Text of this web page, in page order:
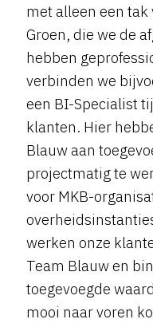
met alleen een
Groen, die we de
hebben
verbinden we
een BI-Specialist
klanten. Hier
Blauw aan
projectmatig te
voor MKB-
werken onze
Team Blauw en
toegevoegde
mooi naar voren